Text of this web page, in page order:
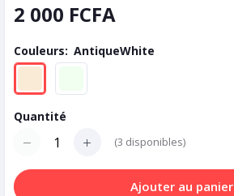
2 000 FCFA
Couleurs: AntiqueWhite
Quantité
(3 disponibles)
Ajouter au panier